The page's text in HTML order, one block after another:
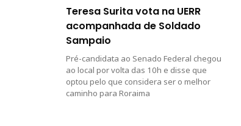
Teresa Surita vota na UERR
acompanhada de Soldado
Sampaio
Pré-candidata ao Senado Federal chegou
ao local por volta das 10h e disse que
optou pelo que considera ser o melhor
caminho para Roraima